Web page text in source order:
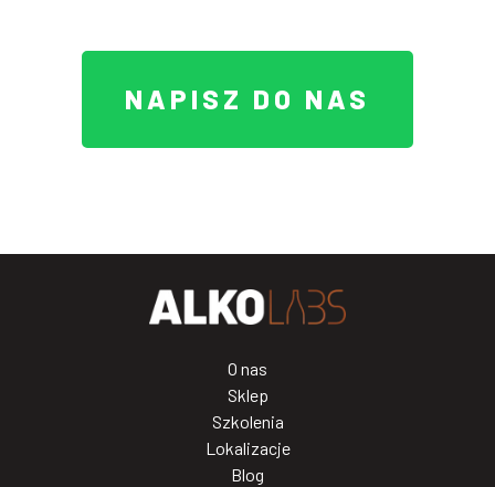
NAPISZ DO NAS
O nas
Sklep
Szkolenia
Lokalizacje
Blog